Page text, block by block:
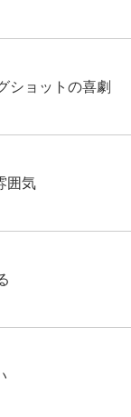
ショットの喜劇
囲気